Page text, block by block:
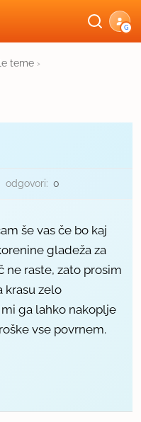
G
teme ›
odgovori: 0
še vas če bo kaj
gladeža za
ne raste, zato prosim
krasu zelo
ga lahko nakoplje
vse povrnem.